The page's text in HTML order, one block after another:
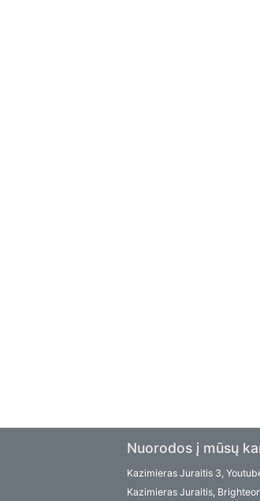
Nuorodos į mūsų
Kazimieras Juraitis 3,
Kazimieras Juraitis,